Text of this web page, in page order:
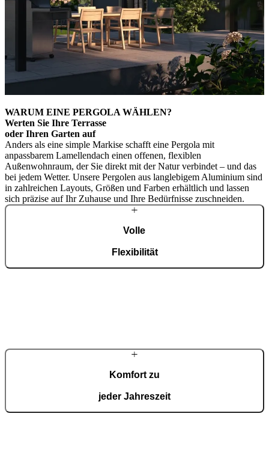
WARUM EINE PERGOLA WÄHLEN?
Werten Sie Ihre Terrasse
oder Ihren Garten auf
Anders als eine simple Markise schafft eine Pergola mit
anpassbarem Lamellendach einen offenen, flexiblen
Außenwohnraum, der Sie direkt mit der Natur verbindet – und das
bei jedem Wetter. Unsere Pergolen aus langlebigem Aluminium sind
in zahlreichen Layouts, Größen und Farben erhältlich und lassen
sich präzise auf Ihr Zuhause und Ihre Bedürfnisse zuschneiden.
Volle
Flexibilität
Komfort zu
jeder Jahreszeit